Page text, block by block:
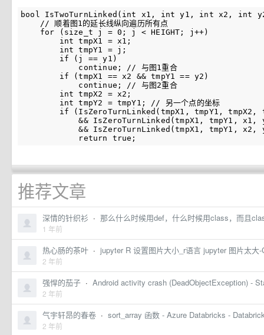
bool IsTwoTurnLinked(int x1, int y1, int x2, int
    // 顺着图1的延长线纵向遍历所有点
    for (size_t j = 0; j < HEIGHT; j++)
        int tmpX1 = x1;
        int tmpY1 = j;
        if (j == y1)
            continue; // 与图1重合
        if (tmpX1 == x2 && tmpY1 == y2)
            continue; // 与图2重合
        int tmpX2 = x2;
        int tmpY2 = tmpY1; // 另一个点的坐标
if (IsZeroTurnLinked(tmpX1, tmpY1, tmpX2,
&& IsZeroTurnLinked(tmpX1, tmpY1, x1,
&& IsZeroTurnLinked(tmpX1, tmpY1, x2,
推荐文章
深情的针织衫 · 那么什么时候用def，什么时候用class，而且
1 年前
热心肠的茶叶 · jupyter R 设置图片大小_r语言 jupyter 图片太大-
2 年前
强悍的茄子 · Android activity crash (DeadObjectException) -
2 年前
气宇轩昂的春卷 · sort_array 函数 - Azure Databricks -
2 年前